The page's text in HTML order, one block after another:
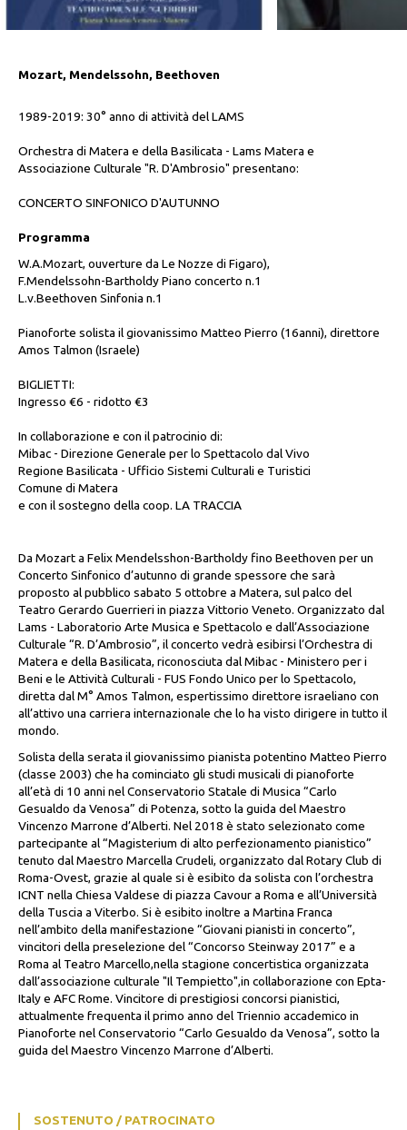
Mozart, Mendelssohn, Beethoven
1989-2019: 30° anno di attività del LAMS
Orchestra di Matera e della Basilicata - Lams Matera e
Associazione Culturale "R. D'Ambrosio" presentano:
CONCERTO SINFONICO D'AUTUNNO
Programma
W.A.Mozart, ouverture da Le Nozze di Figaro),
F.Mendelssohn-Bartholdy Piano concerto n.1
L.v.Beethoven Sinfonia n.1
Pianoforte solista il giovanissimo Matteo Pierro (16anni), direttore
Amos Talmon (Israele)
BIGLIETTI:
Ingresso €6 - ridotto €3
In collaborazione e con il patrocinio di:
Mibac - Direzione Generale per lo Spettacolo dal Vivo
Regione Basilicata - Ufficio Sistemi Culturali e Turistici
Comune di Matera
e con il sostegno della coop. LA TRACCIA
Da Mozart a Felix Mendelsshon-Bartholdy fino Beethoven per un
Concerto Sinfonico d’autunno di grande spessore che sarà
proposto al pubblico sabato 5 ottobre a Matera, sul palco del
Teatro Gerardo Guerrieri in piazza Vittorio Veneto. Organizzato dal
Lams - Laboratorio Arte Musica e Spettacolo e dall’Associazione
Culturale “R. D’Ambrosio”, il concerto vedrà esibirsi l’Orchestra di
Matera e della Basilicata, riconosciuta dal Mibac - Ministero per i
Beni e le Attività Culturali - FUS Fondo Unico per lo Spettacolo,
diretta dal M° Amos Talmon, espertissimo direttore israeliano con
all’attivo una carriera internazionale che lo ha visto dirigere in tutto il
mondo.
Solista della serata il giovanissimo pianista potentino Matteo Pierro
(classe 2003) che ha cominciato gli studi musicali di pianoforte
all’età di 10 anni nel Conservatorio Statale di Musica “Carlo
Gesualdo da Venosa” di Potenza, sotto la guida del Maestro
Vincenzo Marrone d’Alberti. Nel 2018 è stato selezionato come
partecipante al “Magisterium di alto perfezionamento pianistico”
tenuto dal Maestro Marcella Crudeli, organizzato dal Rotary Club di
Roma-Ovest, grazie al quale si è esibito da solista con l’orchestra
ICNT nella Chiesa Valdese di piazza Cavour a Roma e all’Università
della Tuscia a Viterbo. Si è esibito inoltre a Martina Franca
nell’ambito della manifestazione “Giovani pianisti in concerto”,
vincitori della preselezione del “Concorso Steinway 2017” e a
Roma al Teatro Marcello,nella stagione concertistica organizzata
dall’associazione culturale "Il Tempietto",in collaborazione con Epta-
Italy e AFC Rome. Vincitore di prestigiosi concorsi pianistici,
attualmente frequenta il primo anno del Triennio accademico in
Pianoforte nel Conservatorio “Carlo Gesualdo da Venosa”, sotto la
guida del Maestro Vincenzo Marrone d’Alberti.
SOSTENUTO / PATROCINATO